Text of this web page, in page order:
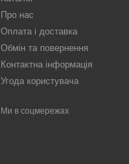
Про нас
Оплата і доставка
Обмін та повернення
Контактна інформація
Угода користувача
Ми в соцмережах